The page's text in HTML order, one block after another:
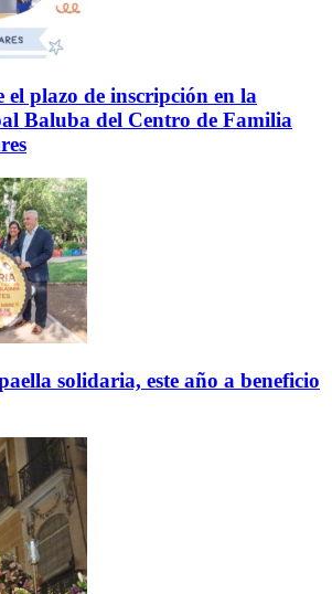
el plazo de inscripción en la
Baluba del Centro de Familia
solidaria, este año a beneficio